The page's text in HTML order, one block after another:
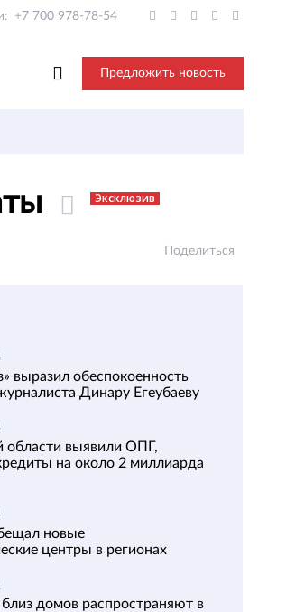
+7 700 978-78-54
Предложить новость
Эксклюзив
Поделиться
выразил обеспокоенность
Динару Егеубаеву
области выявили ОПГ,
на около 2 миллиарда
новые
центры в регионах
домов распространяют в